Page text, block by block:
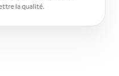
la qualité.